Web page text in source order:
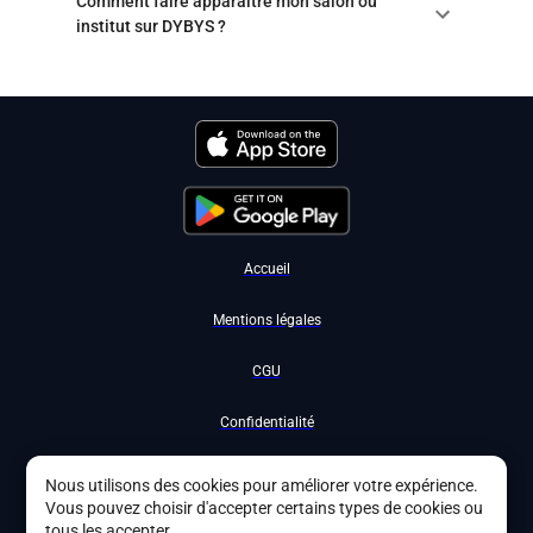
institut sur DYBYS ?
Accueil
Mentions légales
CGU
Confidentialité
Nous utilisons des cookies pour améliorer votre expérience.
Vous pouvez choisir d'accepter certains types de cookies ou